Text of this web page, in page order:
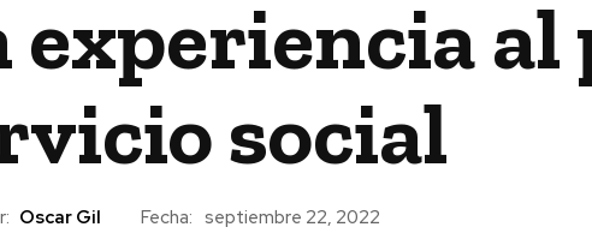
social
Oscar Gil Fecha: septiembre 22, 2022